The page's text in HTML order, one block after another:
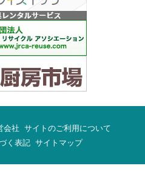
会社 サイトのご利用について
く表記 サイトマップ